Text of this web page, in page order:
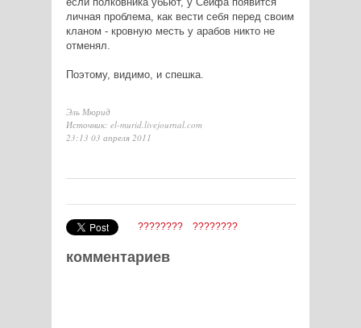
личная проблема, как вести себя перед своим
кланом - кровную месть у арабов никто не
отменял.
Поэтому, видимо, и спешка.
Эль Мюрид
Источник: el-murid.livejournal.com
23:13 03 апреля 2011
???????? ????????
комментариев